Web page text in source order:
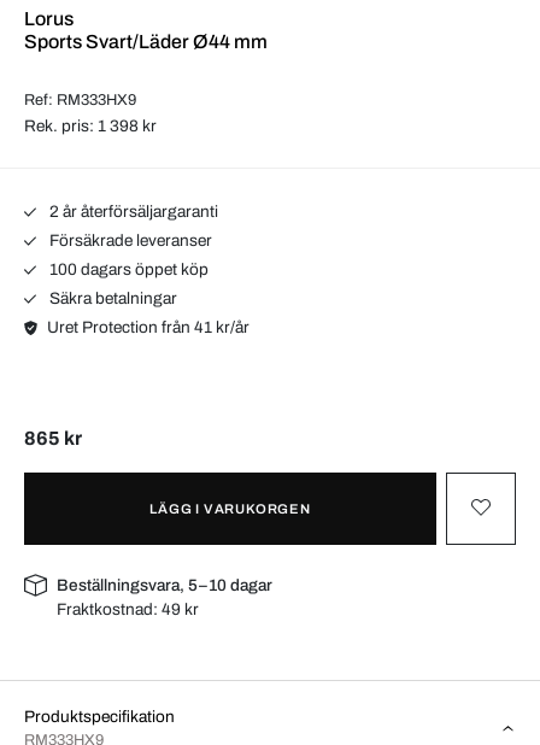
Lorus
Sports Svart/Läder Ø44 mm
Ref: RM333HX9
Rek. pris: 1 398 kr
2 år återförsäljargaranti
Försäkrade leveranser
100 dagars öppet köp
Säkra betalningar
Uret Protection från 41 kr/år
865 kr
LÄGG I VARUKORGEN
Beställningsvara, 5–10 dagar
Fraktkostnad:49 kr
Produktspecifikation
RM333HX9